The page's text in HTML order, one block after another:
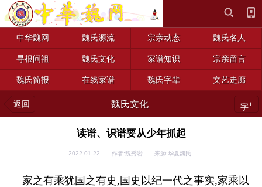
中华魏网 魏氏源流 宗亲动态 魏氏名人
寻根问祖 魏氏文化 家谱知识 宗亲留言
魏氏简报 在线家谱 魏氏字辈 文艺走廊
返回 魏氏文化 字+
读谱、识谱要从少年抓起
2022-01-22 作者:魏秀岩 来源:华夏魏氏
家之有乘犹国之有史,国史以纪一代之事实,家乘以